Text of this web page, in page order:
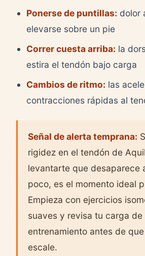
Ponerse de puntillas: dolor
elevarse sobre un pie
Correr cuesta arriba: la
estira el tendón bajo carga
Cambios de ritmo: las
contracciones rápidas al
Señal de alerta temprana:
rigidez en el tendón de
levantarte que desaparece
poco, es el momento ideal
Empieza con ejercicios
suaves y revisa tu carga de
entrenamiento antes de
escale.